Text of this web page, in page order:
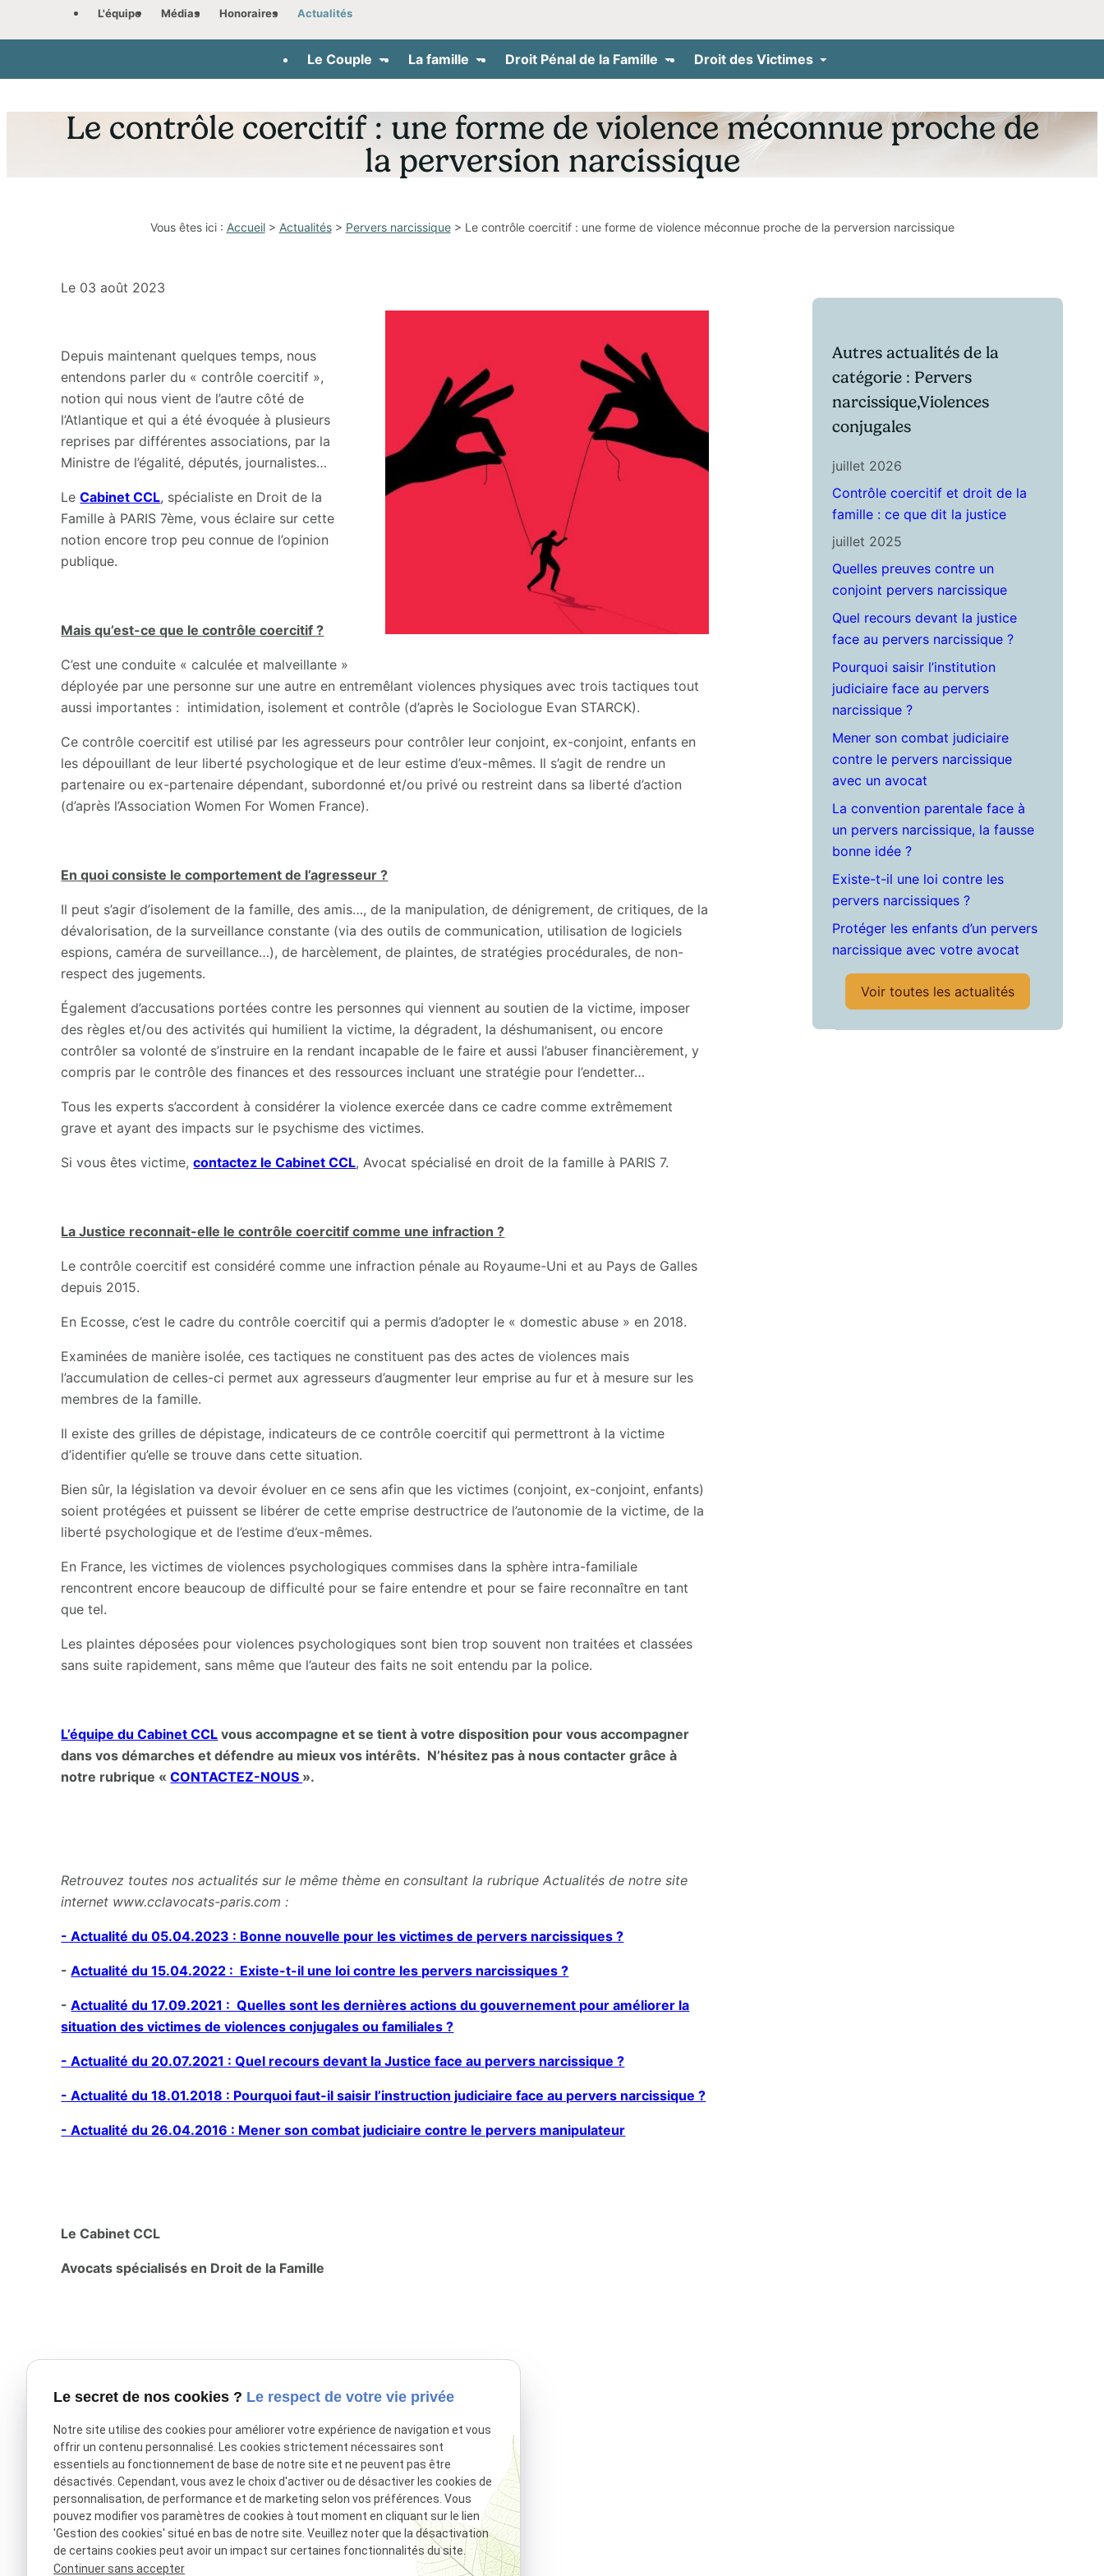
L'équipe Médias Honoraires Actualités
Le Couple La famille Droit Pénal de la Famille Droit des Victimes
Le contrôle coercitif : une forme de violence méconnue proche de
la perversion narcissique
Vous êtes ici : Accueil> Actualités> Pervers narcissique> Le contrôle coercitif : une forme de violence méconnue proche de la perversion narcissique
Le 03 août 2023
Depuis maintenant quelques temps, nous
entendons parler du « contrôle coercitif »,
notion qui nous vient de l’autre côté de
l’Atlantique et qui a été évoquée à plusieurs
reprises par différentes associations, par la
Ministre de l’égalité, députés, journalistes…
LeCabinet CCL, spécialiste en Droit de la
Famille à PARIS 7ème, vous éclaire sur cette
notion encore trop peu connue de l’opinion
publique.
Mais qu’est-ce que le contrôle coercitif ?
C’est une conduite « calculée et malveillante »
déployée par une personne sur une autre en entremêlant violences physiques avec trois tactiques tout
aussi importantes : intimidation, isolement et contrôle (d’après le Sociologue Evan STARCK).
Ce contrôle coercitif est utilisé par les agresseurs pour contrôler leur conjoint, ex-conjoint, enfants en
les dépouillant de leur liberté psychologique et de leur estime d’eux-mêmes. Il s’agit de rendre un
partenaire ou ex-partenaire dépendant, subordonné et/ou privé ou restreint dans sa liberté d’action
(d’après l’Association Women For Women France).
En quoi consiste le comportement de l’agresseur ?
Il peut s’agir d’isolement de la famille, des amis…, de la manipulation, de dénigrement, de critiques, de la
dévalorisation, de la surveillance constante (via des outils de communication, utilisation de logiciels
espions, caméra de surveillance…), de harcèlement, de plaintes, de stratégies procédurales, de non-
respect des jugements.
Également d’accusations portées contre les personnes qui viennent au soutien de la victime, imposer
des règles et/ou des activités qui humilient la victime, la dégradent, la déshumanisent, ou encore
contrôler sa volonté de s’instruire en la rendant incapable de le faire et aussi l’abuser financièrement, y
compris par le contrôle des finances et des ressources incluant une stratégie pour l’endetter…
Tous les experts s’accordent à considérer la violence exercée dans ce cadre comme extrêmement
grave et ayant des impacts sur le psychisme des victimes.
Si vous êtes victime,contactez le Cabinet CCL, Avocat spécialisé en droit de la famille à PARIS 7.
La Justice reconnait-elle le contrôle coercitif comme une infraction ?
Le contrôle coercitif est considéré comme une infraction pénale au Royaume-Uni et au Pays de Galles
depuis 2015.
En Ecosse, c’est le cadre du contrôle coercitif qui a permis d’adopter le « domestic abuse » en 2018.
Examinées de manière isolée, ces tactiques ne constituent pas des actes de violences mais
l’accumulation de celles-ci permet aux agresseurs d’augmenter leur emprise au fur et à mesure sur les
membres de la famille.
Il existe des grilles de dépistage, indicateurs de ce contrôle coercitif qui permettront à la victime
d’identifier qu’elle se trouve dans cette situation.
Bien sûr, la législation va devoir évoluer en ce sens afin que les victimes (conjoint, ex-conjoint, enfants)
soient protégées et puissent se libérer de cette emprise destructrice de l’autonomie de la victime, de la
liberté psychologique et de l’estime d’eux-mêmes.
En France, les victimes de violences psychologiques commises dans la sphère intra-familiale
rencontrent encore beaucoup de difficulté pour se faire entendre et pour se faire reconnaître en tant
que tel.
Les plaintes déposées pour violences psychologiques sont bien trop souvent non traitées et classées
sans suite rapidement, sans même que l’auteur des faits ne soit entendu par la police.
L’équipe du Cabinet CCL vous accompagne et se tient à votre disposition pour vous accompagner
dans vos démarches et défendre au mieux vos intérêts. N’hésitez pas à nous contacter grâce à
notre rubrique «CONTACTEZ-NOUS ».
Retrouvez toutes nos actualités sur le même thème en consultant la rubrique Actualités de notre site
internet www.cclavocats-paris.com :
- Actualité du 05.04.2023 : Bonne nouvelle pour les victimes de pervers narcissiques ?
-Actualité du 15.04.2022 : Existe-t-il une loi contre les pervers narcissiques ?
-Actualité du 17.09.2021 : Quelles sont les dernières actions du gouvernement pour améliorer la
situation des victimes de violences conjugales ou familiales ?
- Actualité du 20.07.2021 : Quel recours devant la Justice face au pervers narcissique ?
- Actualité du 18.01.2018 : Pourquoi faut-il saisir l’instruction judiciaire face au pervers narcissique ?
- Actualité du 26.04.2016 : Mener son combat judiciaire contre le pervers manipulateur
Le Cabinet CCL
Avocats spécialisés en Droit de la Famille
X (formerly Twitter) est désactivé. Autoriser Facebook est désactivé. Autoriser
Autres actualités de la
catégorie : Pervers
narcissique,Violences
conjugales
juillet 2026
Contrôle coercitif et droit de la
famille : ce que dit la justice
juillet 2025
Quelles preuves contre un
conjoint pervers narcissique
Quel recours devant la justice
face au pervers narcissique ?
Pourquoi saisir l’institution
judiciaire face au pervers
narcissique ?
Mener son combat judiciaire
contre le pervers narcissique
avec un avocat
La convention parentale face à
un pervers narcissique, la fausse
bonne idée ?
Existe-t-il une loi contre les
pervers narcissiques ?
Protéger les enfants d’un pervers
narcissique avec votre avocat
Voir toutes les actualités
Panneau de gestion des cookies
Le secret de nos cookies ? Le respect de votre vie privée
Notre site utilise des cookies pour améliorer votre expérience de navigation et vous
offrir un contenu personnalisé. Les cookies strictement nécessaires sont
essentiels au fonctionnement de base de notre site et ne peuvent pas être
désactivés. Cependant, vous avez le choix d'activer ou de désactiver les cookies de
personnalisation, de performance et de marketing selon vos préférences. Vous
pouvez modifier vos paramètres de cookies à tout moment en cliquant sur le lien
'Gestion des cookies' situé en bas de notre site. Veuillez noter que la désactivation
de certains cookies peut avoir un impact sur certaines fonctionnalités du site.
Continuer sans accepter